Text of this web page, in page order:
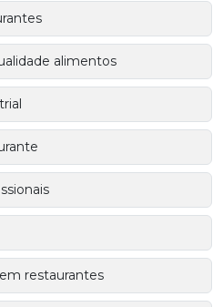
alimentos
restaurantes